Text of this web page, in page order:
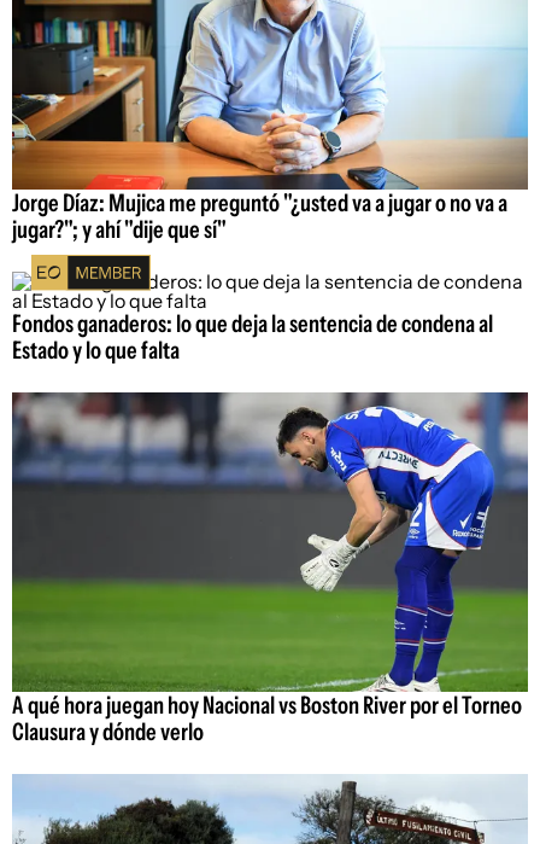
Jorge Díaz: Mujica me preguntó "¿usted va a jugar o no va a
jugar?"; y ahí "dije que sí"
Fondos ganaderos: lo que deja la sentencia de condena al
Estado y lo que falta
A qué hora juegan hoy Nacional vs Boston River por el Torneo
Clausura y dónde verlo